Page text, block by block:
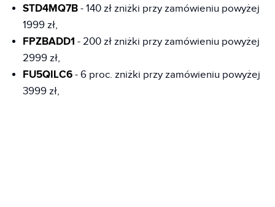
STD4MQ7B - 140 zł zniżki przy zamówieniu powyżej
1999 zł,
FPZBADD1 - 200 zł zniżki przy zamówieniu powyżej
2999 zł,
FU5QILC6 - 6 proc. zniżki przy zamówieniu powyżej
3999 zł,